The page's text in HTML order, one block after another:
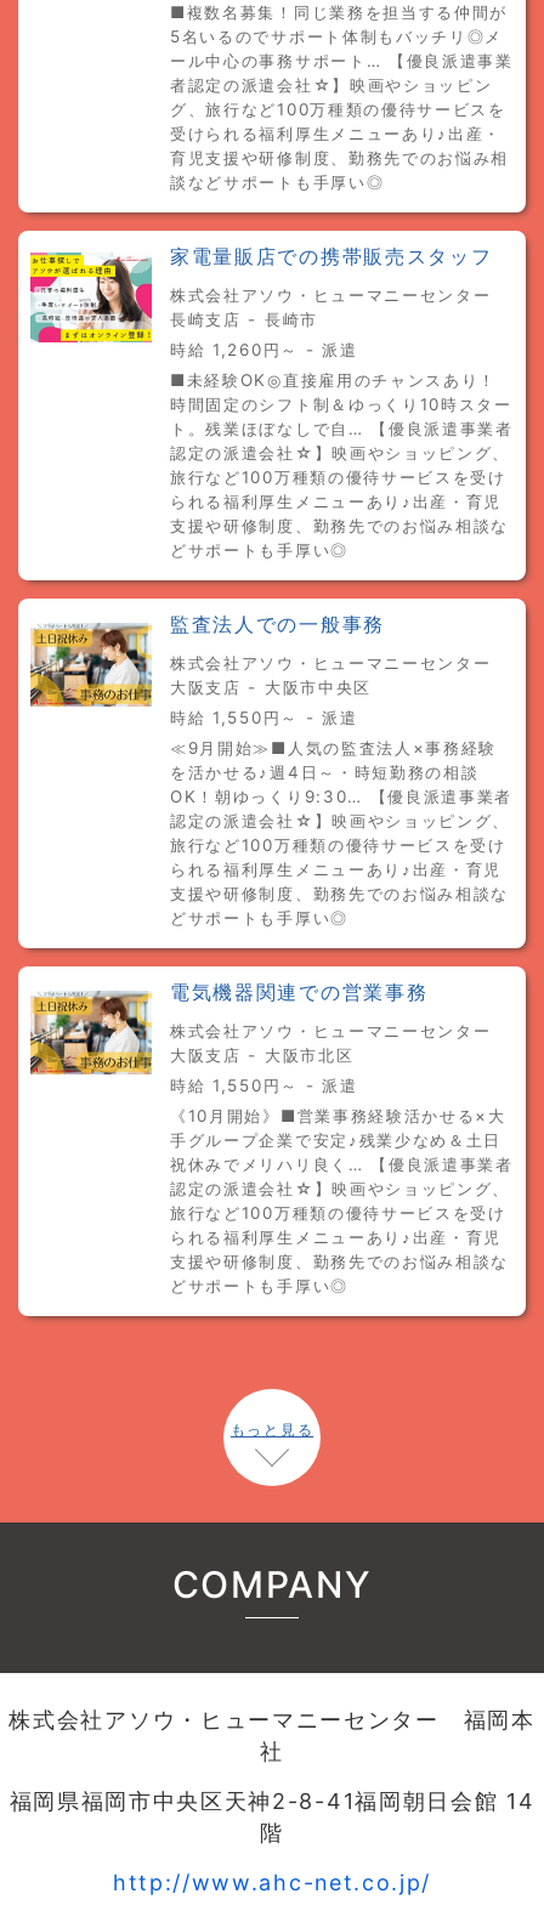
■複数名募集！同じ業務を担当する仲間が
5名いるのでサポート体制もバッチリ◎メ
ール中心の事務サポート… 【優良派遣事業
者認定の派遣会社☆】映画やショッピン
グ、旅行など100万種類の優待サービスを
受けられる福利厚生メニューあり♪出産・
育児支援や研修制度、勤務先でのお悩み相
談などサポートも手厚い◎
家電量販店での携帯販売スタッフ
株式会社アソウ・ヒューマニーセンター
長崎支店 - 長崎市
時給 1,260円～ - 派遣
■未経験OK◎直接雇用のチャンスあり！
時間固定のシフト制＆ゆっくり10時スター
ト。残業ほぼなしで自… 【優良派遣事業者
認定の派遣会社☆】映画やショッピング、
旅行など100万種類の優待サービスを受け
られる福利厚生メニューあり♪出産・育児
支援や研修制度、勤務先でのお悩み相談な
どサポートも手厚い◎
監査法人での一般事務
株式会社アソウ・ヒューマニーセンター
大阪支店 - 大阪市中央区
時給 1,550円～ - 派遣
≪9月開始≫■人気の監査法人×事務経験
を活かせる♪週4日～・時短勤務の相談
OK！朝ゆっくり9:30… 【優良派遣事業者
認定の派遣会社☆】映画やショッピング、
旅行など100万種類の優待サービスを受け
られる福利厚生メニューあり♪出産・育児
支援や研修制度、勤務先でのお悩み相談な
どサポートも手厚い◎
電気機器関連での営業事務
株式会社アソウ・ヒューマニーセンター
大阪支店 - 大阪市北区
時給 1,550円～ - 派遣
《10月開始》■営業事務経験活かせる×大
手グループ企業で安定♪残業少なめ＆土日
祝休みでメリハリ良く… 【優良派遣事業者
認定の派遣会社☆】映画やショッピング、
旅行など100万種類の優待サービスを受け
られる福利厚生メニューあり♪出産・育児
支援や研修制度、勤務先でのお悩み相談な
どサポートも手厚い◎
もっと見る
COMPANY
株式会社アソウ・ヒューマニーセンター 福岡本
社
福岡県福岡市中央区天神2-8-41福岡朝日会館 14
階
http://www.ahc-net.co.jp/